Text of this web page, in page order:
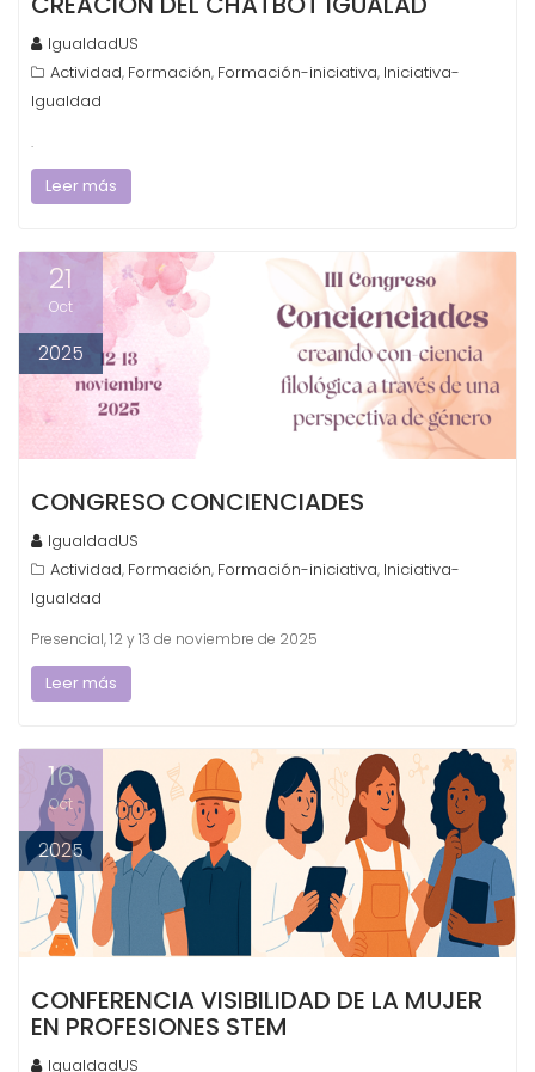
IgualdadUS
Actividad, Formación, Formación-iniciativa, Iniciativa-
Igualdad
.
Leer más
21
Oct
2025
CONGRESO CONCIENCIADES
IgualdadUS
Actividad, Formación, Formación-iniciativa, Iniciativa-
Igualdad
Presencial, 12 y 13 de noviembre de 2025
Leer más
16
Oct
2025
CONFERENCIA VISIBILIDAD DE LA MUJER
EN PROFESIONES STEM
IgualdadUS